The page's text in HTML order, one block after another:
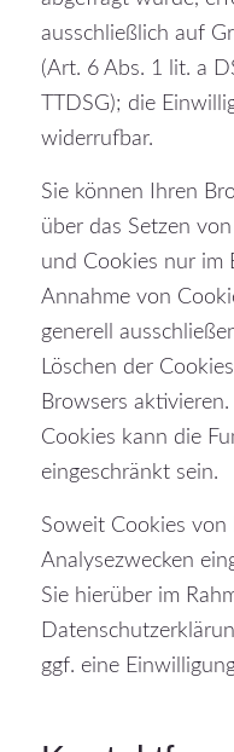
ausschließlich auf
(Art. 6 Abs. 1 lit. a
TTDSG); die
widerrufbar.
Sie können Ihren
über das Setzen
und Cookies nur im
Annahme von
generell
Löschen der
Browsers
Cookies kann die
eingeschränkt sein.
Soweit Cookies
Analysezwecken
Sie hierüber im
ggf. eine